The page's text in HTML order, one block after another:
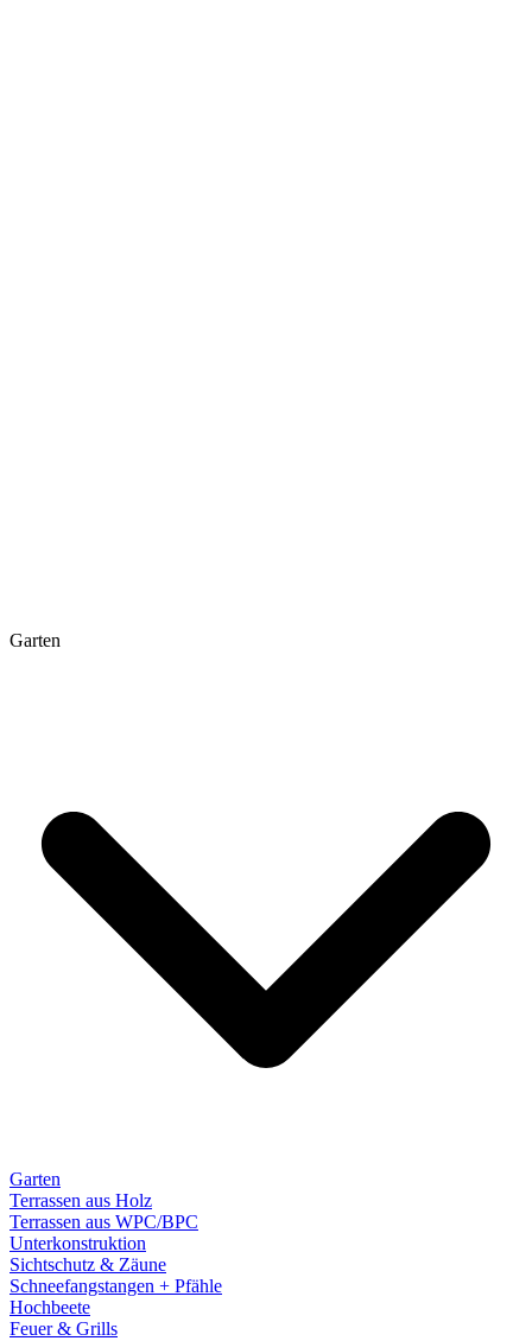
Garten
Garten
Terrassen aus Holz
Terrassen aus WPC/BPC
Unterkonstruktion
Sichtschutz & Zäune
Schneefangstangen + Pfähle
Hochbeete
Feuer & Grills